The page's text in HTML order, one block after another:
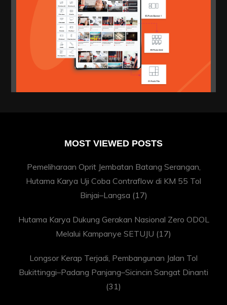
MOST VIEWED POSTS
Pemeliharaan Oprit Jembatan Batang Serangan,
Hutama Karya Uji Coba Contraflow di KM 55 Tol
Binjai–Langsa (17)
Hutama Karya Dukung Gerakan Nasional Zero ODOL
Melalui Kampanye SETUJU (17)
Longsor Kerap Terjadi, Pembangunan Jalan Tol
Bukittinggi–Padang Panjang–Sicincin Sangat Dinanti
(31)